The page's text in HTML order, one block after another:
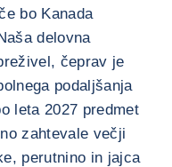
bo Kanada
delovna
čeprav je
podaljšanja
leta 2027 predmet
zahtevale večji
perutnino in jajca